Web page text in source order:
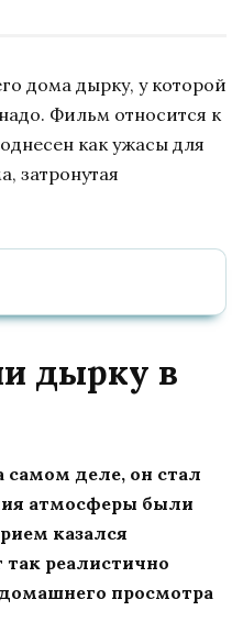
дома дырку, у которой
Фильм относится к
как ужасы для
затронутая
дырку в
деле, он стал
атмосферы были
казался
реалистично
просмотра